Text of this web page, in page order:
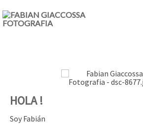
HOLA !
Soy Fabián